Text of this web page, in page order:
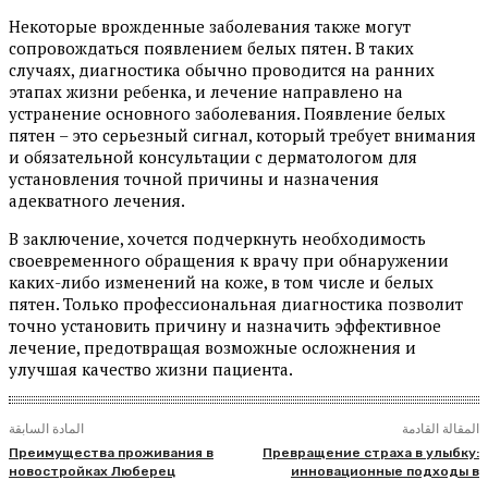
Некоторые врожденные заболевания также могут
сопровождаться появлением белых пятен. В таких
случаях, диагностика обычно проводится на ранних
этапах жизни ребенка, и лечение направлено на
устранение основного заболевания. Появление белых
пятен – это серьезный сигнал, который требует внимания
и обязательной консультации с дерматологом для
установления точной причины и назначения
адекватного лечения.
В заключение, хочется подчеркнуть необходимость
своевременного обращения к врачу при обнаружении
каких-либо изменений на коже, в том числе и белых
пятен. Только профессиональная диагностика позволит
точно установить причину и назначить эффективное
лечение, предотвращая возможные осложнения и
улучшая качество жизни пациента.
المادة السابقة
Преимущества проживания в
новостройках Люберец
المقالة القادمة
Превращение страха в улыбку:
инновационные подходы в